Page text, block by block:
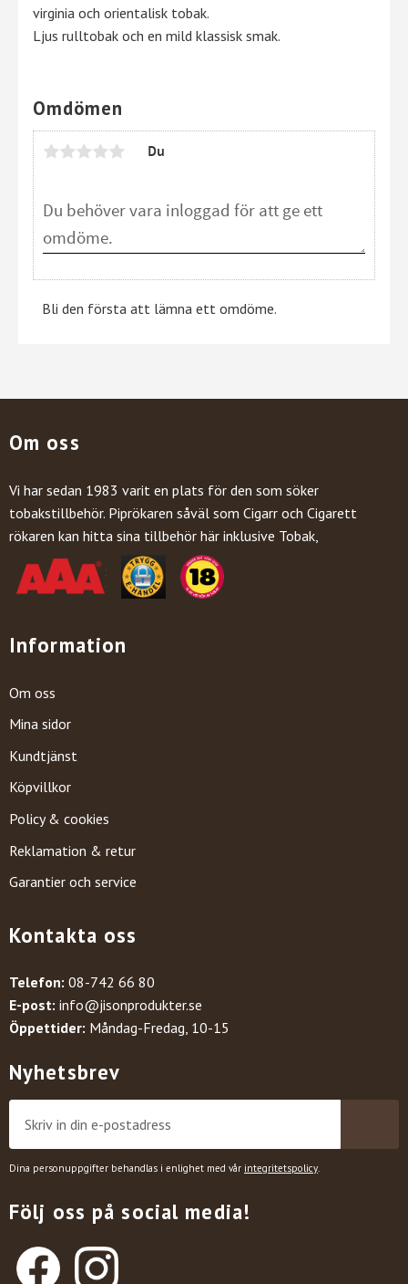
virginia och orientalisk tobak.
Ljus rulltobak och en mild klassisk smak.
Omdömen
Du
Bli den första att lämna ett omdöme.
Om oss
Vi har sedan 1983 varit en plats för den som söker
tobakstillbehör. Piprökaren såväl som Cigarr och Cigarett
rökaren kan hitta sina tillbehör här inklusive Tobak,
Information
Om oss
Mina sidor
Kundtjänst
Köpvillkor
Policy & cookies
Reklamation & retur
Garantier och service
Kontakta oss
Telefon: 08-742 66 80
E-post: info@jisonprodukter.se
Öppettider: Måndag-Fredag, 10-15
Nyhetsbrev
Dina personuppgifter behandlas i enlighet med vår integritetspolicy.
Följ oss på social media!